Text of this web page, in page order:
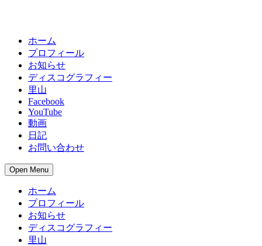
ホーム
プロフィール
お知らせ
ディスコグラフィー
里山
Facebook
YouTube
動画
日記
お問い合わせ
Open Menu
ホーム
プロフィール
お知らせ
ディスコグラフィー
里山